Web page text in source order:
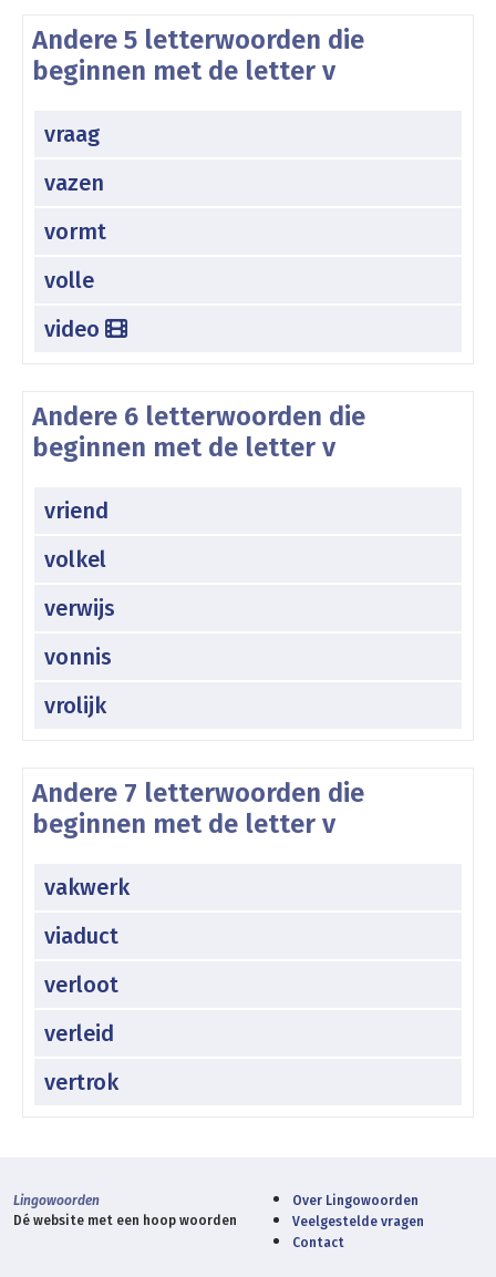
Andere 5 letterwoorden die
beginnen met de letter v
vraag
vazen
vormt
volle
video
Andere 6 letterwoorden die
beginnen met de letter v
vriend
volkel
verwijs
vonnis
vrolijk
Andere 7 letterwoorden die
beginnen met de letter v
vakwerk
viaduct
verloot
verleid
vertrok
Lingowoorden
Dé website met een hoop woorden
Over Lingowoorden
Veelgestelde vragen
Contact